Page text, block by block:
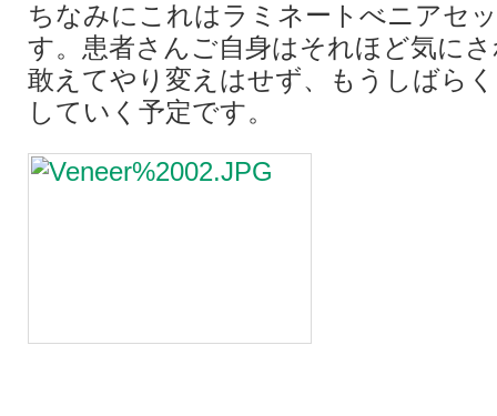
ちなみにこれはラミネートべニアセ
す。患者さんご自身はそれほど気に
敢えてやり変えはせず、もうしばら
していく予定です。